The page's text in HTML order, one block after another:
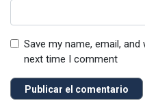
Save my name, email,
next time I comment